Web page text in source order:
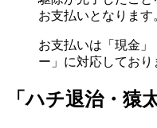
お支払いとなります
お支払いは「現金
ー」に対応しており
「ハチ退治・猿